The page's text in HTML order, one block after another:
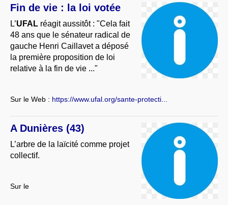
Fin de vie : la loi votée
L’UFAL réagit aussitôt : "Cela fait
48 ans que le sénateur radical de
gauche Henri Caillavet a déposé
la première proposition de loi
relative à la fin de vie ..."
Sur le Web : https://www.ufal.org/sante-protecti...
A Dunières (43)
L’arbre de la laïcité comme projet
collectif.
Sur le